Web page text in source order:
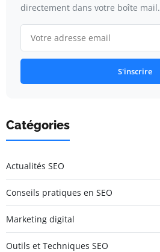
directement dans votre boîte mail.
S'inscrire
Catégories
Actualités SEO
Conseils pratiques en SEO
Marketing digital
Outils et Techniques SEO